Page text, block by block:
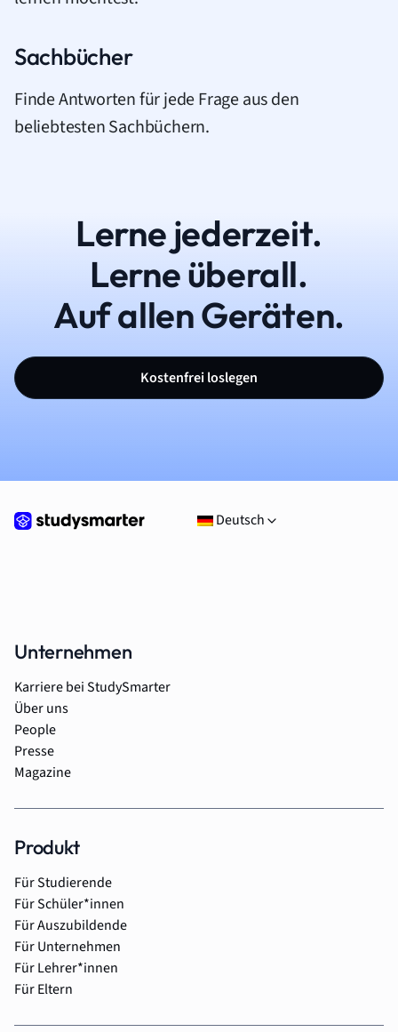
Sachbücher
Finde Antworten für jede Frage aus den
beliebtesten Sachbüchern.
Lerne jederzeit.
Lerne überall.
Auf allen Geräten.
Kostenfrei loslegen
Deutsch
Unternehmen
Karriere bei StudySmarter
Über uns
People
Presse
Magazine
Produkt
Für Studierende
Für Schüler*innen
Für Auszubildende
Für Unternehmen
Für Lehrer*innen
Für Eltern